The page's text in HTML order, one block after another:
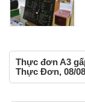
Thực đơn A3
Thực Đơn, 08/